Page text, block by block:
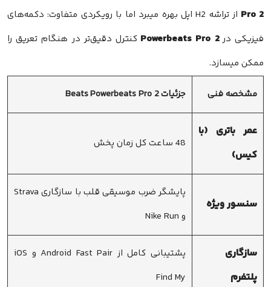
Pro 2
از تراشه H2 اپل بهره میبرد اما با رویکردی متفاوت: دکمه‌های
فیزیکی درPowerbeats Pro 2کنترل دقیق‌تر در هنگام تعریق را
ممکن میسازد.
مشخصه فنی جزئیات Beats Powerbeats Pro 2
عمر باتری (با
کیس)
48 ساعت کل زمان پخش
سنسور ویژه
پایشگر ضرب موسیقی قلب با سازگاری Strava
و Nike Run
سازگاری
پلتفرم
پشتیبانی کامل از Android Fast Pair و iOS
Find My